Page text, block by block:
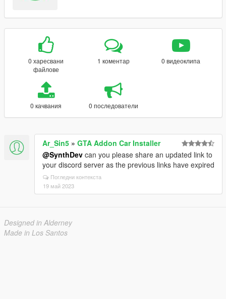
0 харесвани
файлове
1 коментар 0 видеоклипа
0 качвания 0 последователи
Ar_Sin5 » GTA Addon Car Installer
@SynthDev can you please share an updated link to
your discord server as the previous links have expired
Погледни контекста
19 май 2023
Designed in Alderney
Made in Los Santos